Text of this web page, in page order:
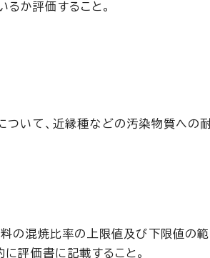
か評価すること。
いて、近縁種などの汚染物質への
の混焼比率の上限値及び下限値の
評価書に記載すること。